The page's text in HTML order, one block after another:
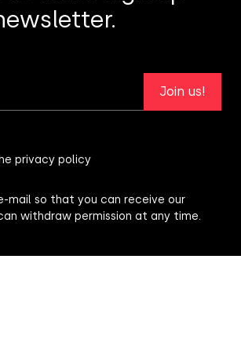
Join us!
privacy policy
mail so that you can receive our
withdraw permission at any time.